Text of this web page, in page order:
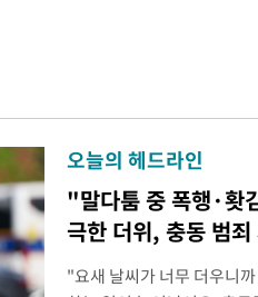
오늘의 헤드라인
"말다툼 중 폭행·홧
극한 더위, 충동 범
"요새 날씨가 너무 더우니